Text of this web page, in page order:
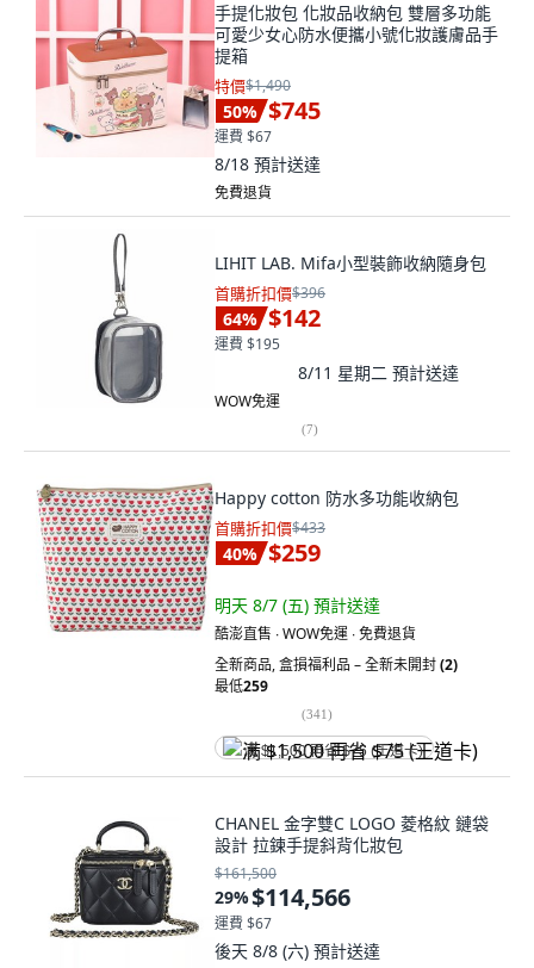
手提化妝包 化妝品收納包 雙層多功能
可愛少女心防水便攜小號化妝護膚品手
提箱
特價$1,490
50% $745
運費 $67
8/18 預計送達
免費退貨
LIHIT LAB. Mifa小型裝飾收納隨身包
首購折扣價$396
64% $142
運費 $195
8/11 星期二 預計送達
WOW免運
(7)
Happy cotton 防水多功能收納包
首購折扣價$433
40% $259
明天 8/7 (五) 預計送達
酷澎直售 ∙ WOW免運 ∙ 免費退貨
全新商品,盒損福利品 – 全新未開封(2)
最低259
(341)
满 $1,500 再省 $75 (王道卡)
CHANEL 金字雙C LOGO 菱格紋 鏈袋
設計 拉鍊手提斜背化妝包
$161,500
29%$114,566
運費 $67
後天 8/8 (六) 預計送達